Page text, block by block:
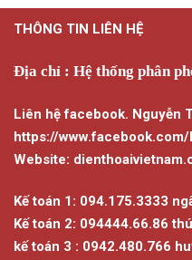
này
có
biến
Các
chọn
có
được
chọn
trên
THÔNG TIN LIÊN HỆ
Địa chỉ : Hệ thống phân
Liên hệ facebook. Nguyễn
https://
Website:
Kế toán 1: 094.175.3333
Kế toán 2: 094444.66.86
kế toán 3 : 0942.480.766